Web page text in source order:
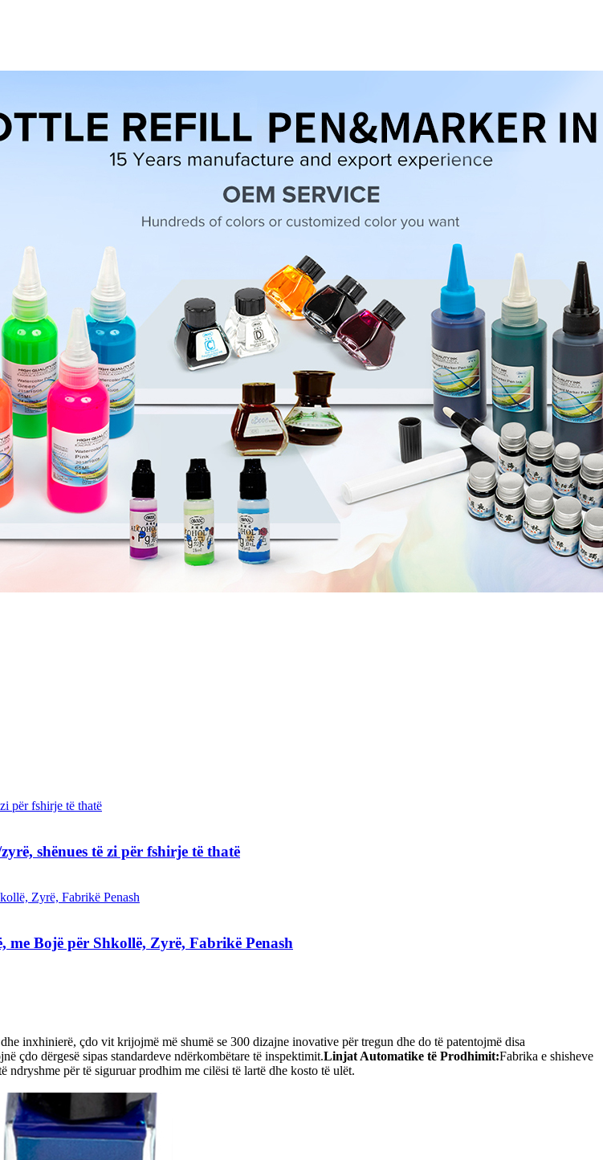
shënues të zi për fshirje të thatë
me Bojë për Shkollë, Zyrë, Fabrikë Penash
inxhinierë, çdo vit krijojmë më shumë se 300 dizajne inovative për tregun dhe do të patentojmë disa
çdo dërgesë sipas standardeve ndërkombëtare të inspektimit.Linjat Automatike të Prodhimit:Fabrika e shisheve
për të siguruar prodhim me cilësi të lartë dhe kosto të ulët.